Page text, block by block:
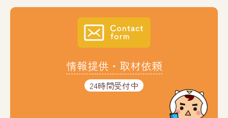
情報提供・取材依頼
24時間受付中